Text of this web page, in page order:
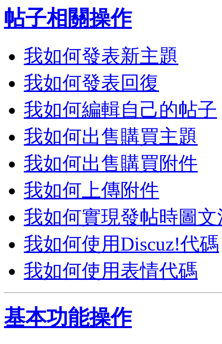
帖子相關操作
我如何發表新主題
我如何發表回復
我如何編輯自己的帖子
我如何出售購買主題
我如何出售購買附件
我如何上傳附件
我如何實現發帖時圖
我如何使用Discuz!代碼
我如何使用表情代碼
基本功能操作